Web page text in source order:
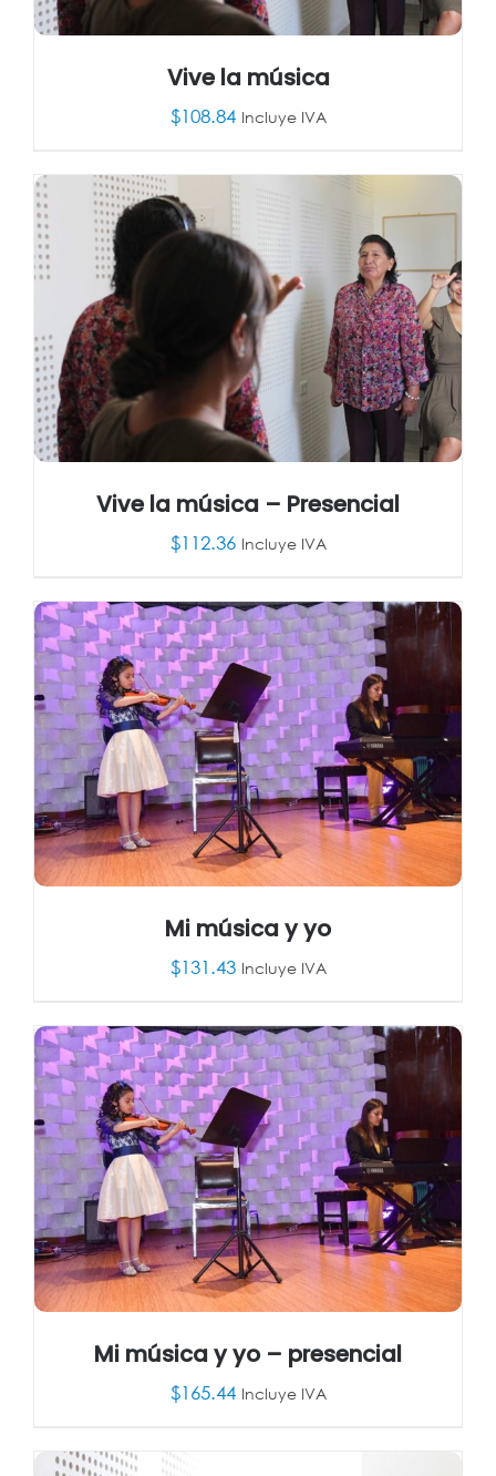
AÑADIR AL CARRITO
Vive la música
$108.84 Incluye IVA
AÑADIR AL CARRITO / DETALLES
Vive la música – Presencial
$112.36 Incluye IVA
AÑADIR AL CARRITO / DETALLES
Mi música y yo
$131.43 Incluye IVA
AÑADIR AL CARRITO
Mi música y yo – presencial
$165.44 Incluye IVA